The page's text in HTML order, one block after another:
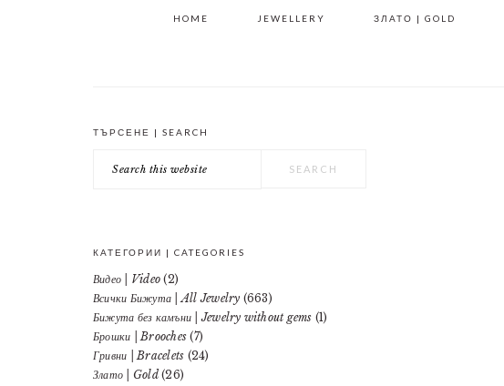
HOME JEWELLERY ЗЛАТО | GOLD
PRIMARY
SIDEBAR
ТЪРСЕНЕ | SEARCH
this
КАТЕГОРИИ | CATEGORIES
Видео | Video (2)
Всички Бижута | All Jewelry (663)
Бижута без камъни | Jewelry without gems (1)
Брошки | Brooches (7)
Гривни | Bracelets (24)
Злато | Gold(26)